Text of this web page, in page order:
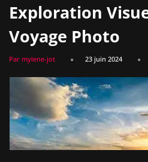
Exploration
Voyage Photo
Par mylene-jot 23 juin 2024